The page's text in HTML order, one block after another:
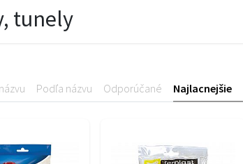
tunely
Podľa názvu Odporúčané Najlacnejšie